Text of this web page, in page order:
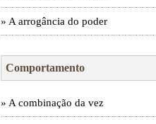
» A arrogância do poder
Comportamento
» A combinação da vez